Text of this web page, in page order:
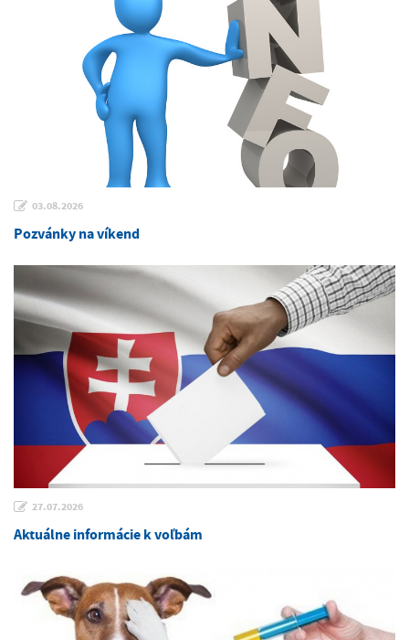
03.08.2026
Pozvánky na víkend
27.07.2026
Aktuálne informácie k voľbám